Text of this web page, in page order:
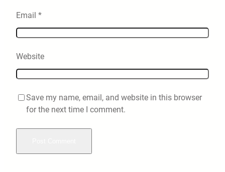
Email *
Website
Save my name, email, and website in this browser
for the next time I comment.